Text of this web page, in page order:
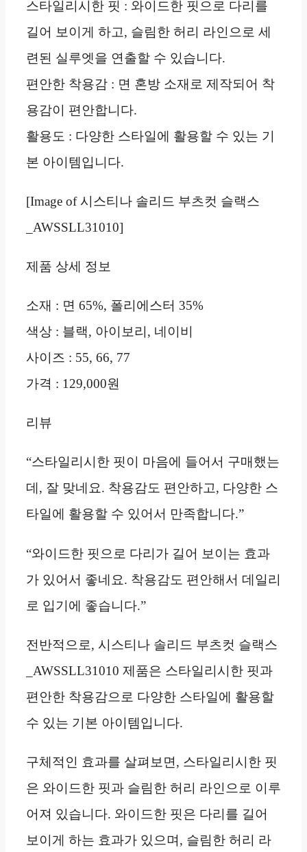
스타일리시한 핏 : 와이드한 핏으로 다리를
길어 보이게 하고, 슬림한 허리 라인으로 세
련된 실루엣을 연출할 수 있습니다.
편안한 착용감 : 면 혼방 소재로 제작되어 착
용감이 편안합니다.
활용도 : 다양한 스타일에 활용할 수 있는 기
본 아이템입니다.
[Image of 시스티나 솔리드 부츠컷 슬랙스
_AWSSLL31010]
제품 상세 정보
소재 : 면 65%, 폴리에스터 35%
색상 : 블랙, 아이보리, 네이비
사이즈 : 55, 66, 77
가격 : 129,000원
리뷰
“스타일리시한 핏이 마음에 들어서 구매했는
데, 잘 맞네요. 착용감도 편안하고, 다양한 스
타일에 활용할 수 있어서 만족합니다.”
“와이드한 핏으로 다리가 길어 보이는 효과
가 있어서 좋네요. 착용감도 편안해서 데일리
로 입기에 좋습니다.”
전반적으로, 시스티나 솔리드 부츠컷 슬랙스
_AWSSLL31010 제품은 스타일리시한 핏과
편안한 착용감으로 다양한 스타일에 활용할
수 있는 기본 아이템입니다.
구체적인 효과를 살펴보면, 스타일리시한 핏
은 와이드한 핏과 슬림한 허리 라인으로 이루
어져 있습니다. 와이드한 핏은 다리를 길어
보이게 하는 효과가 있으며, 슬림한 허리 라